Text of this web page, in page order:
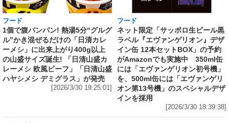
フード
1個で腹パンパン! 熱湯5分“グルグ
ル”かき混ぜるだけの「日清カレ
ーメシ」に出来上がり400g以上
の山盛サイズ誕生! 「日清山盛カ
レーメシ 欧風ビーフ」「日清山盛
ハヤシメシ デミグラス」が発売
[2026/3/30 19:25:01]
フード
ネット限定「サッポロ生ビール黒
ラベル『エヴァンゲリオン』デザ
イン缶 12本セットBOX」の予約
がAmazonでも実施中 350ml缶
には「エヴァンゲリオン初号機」
を、500ml缶には「エヴァンゲリ
オン第13号機」のスペシャルデザ
インを採用
[2026/3/30 18:39:38]